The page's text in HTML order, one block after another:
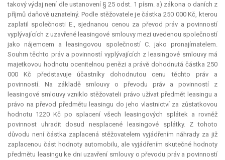
takový výdaj není dle ustanovení § 25 odst. 1 písm. a) zákona o daních z
příjmů daňově uznatelný. Podle stěžovatele je částka 250 000 Kč, kterou
zaplatil společnosti E., sjednanou cenou za převod práv a povinností
vyplývajících z uzavřené leasingové smlouvy mezi uvedenou společností
jako nájemcem a leasingovou společností C. jako pronajímatelem.
Souhrn těchto práv a povinností vyplývajících z leasingové smlouvy má
majetkovou hodnotu ocenitelnou penězi a právě dohodnutá částka 250
000 Kč představuje účastníky dohodnutou cenu těchto práv a
povinností. Na základě smlouvy o převodu práv a povinností z
leasingové smlouvy vzniklo stěžovateli právo užívat předmět leasingu a
právo na převod předmětu leasingu do jeho vlastnictví za zůstatkovou
hodnotu 1220 Kč po splacení všech leasingových splátek a rovněž
povinnost uhradit dosud nesplacené leasingové splátky. Z tohoto
důvodu není částka zaplacená stěžovatelem vyjádřením náhrady za již
zaplacenou část hodnoty automobilu, ale vyjádřením skutečné hodnoty
předmětu leasingu ke dni uzavření smlouvy o převodu práv a povinností